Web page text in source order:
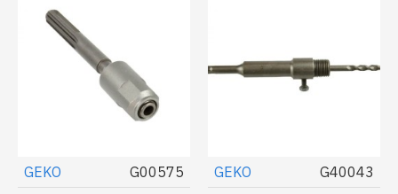
GEKO G00575 GEKO G40043